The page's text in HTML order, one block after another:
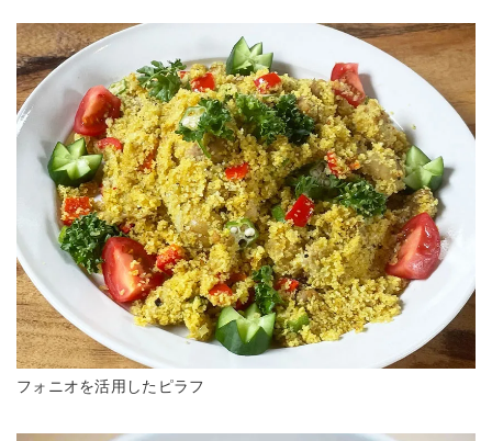
フォニオを活用したピラフ